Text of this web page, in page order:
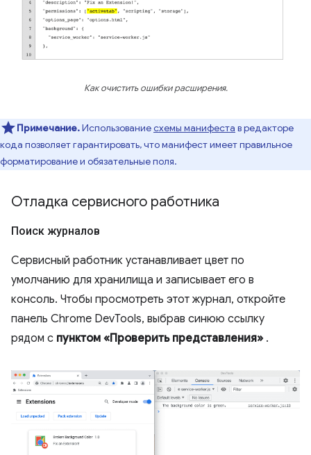
Как очистить ошибки расширения.
Примечание.Использованиесхемы манифеста в редакторе
кода позволяет гарантировать, что манифест имеет правильное
форматирование и обязательные поля.
Отладка сервисного работника
Поиск журналов
Сервисный работник устанавливает цвет по
умолчанию для хранилища и записывает его в
консоль. Чтобы просмотреть этот журнал, откройте
панель Chrome DevTools, выбрав синюю ссылку
рядом с пунктом «Проверить представления» .